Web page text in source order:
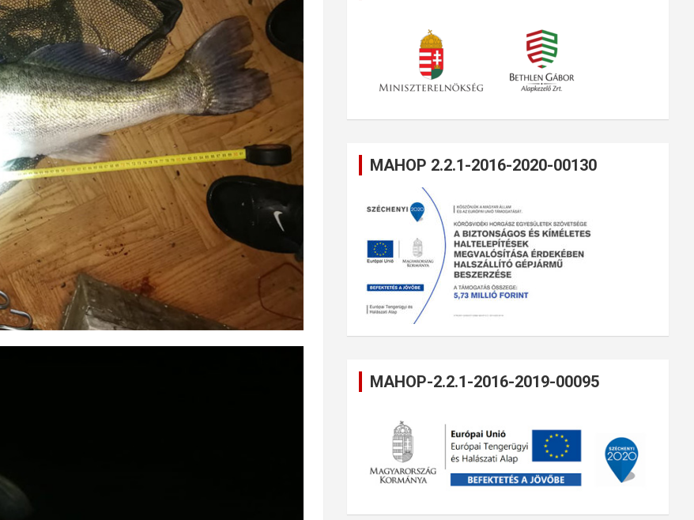
MAHOP 2.2.1-2016-2020-00130
MAHOP-2.2.1-2016-2019-00095